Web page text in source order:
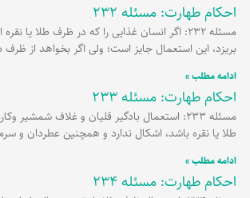
احکام طهارت: مسئله 232
مسئله 232: اگر انسان غذایی را که در ظرف طلا یا
بریزد، این استعمال جایز است؛ ولی اگر بخواهد از
ادامه مطلب »
احکام طهارت: مسئله 233
مسئله 233: استعمال بادگیر قلیان و غلاف شمشیر
طلا یا نقره باشد، اشکال ندارد و همچنین عطردان و
ادامه مطلب »
احکام طهارت: مسئله 234